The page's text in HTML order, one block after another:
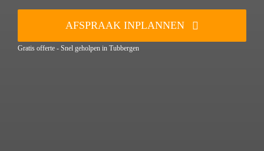
AFSPRAAK INPLANNEN
Gratis offerte - Snel geholpen in Tubbergen